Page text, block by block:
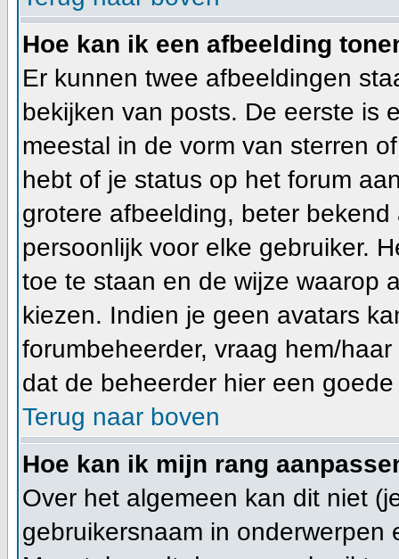
Hoe kan ik een afbeelding
Er kunnen twee afbeeldingen
bekijken van posts. De eerste is
meestal in de vorm van sterren
hebt of je status op het forum
grotere afbeelding, beter
persoonlijk voor elke gebruiker.
toe te staan en de wijze waarop
kiezen. Indien je geen avatars
forumbeheerder, vraag hem/
dat de beheerder hier een
Terug naar boven
Hoe kan ik mijn rang
Over het algemeen kan dit niet
gebruikersnaam in